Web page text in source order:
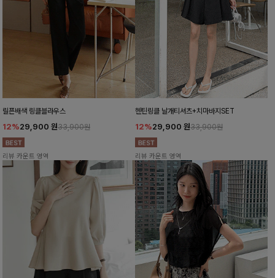
릴픈배색 링클블라우스
12%29,900 원33,900원
리뷰 카운트 영역
헨틴링클 날개티셔츠+치마바지SET
12%29,900 원33,900원
리뷰 카운트 영역